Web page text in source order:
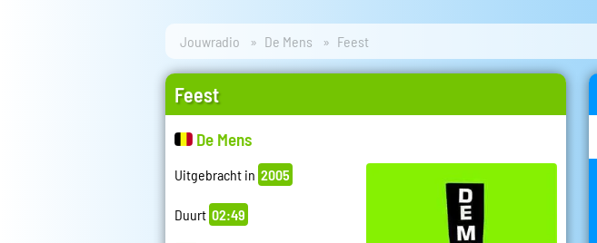
Jouwradio De Mens Feest
Feest
De Mens
Uitgebracht in 2005
Duurt 02:49